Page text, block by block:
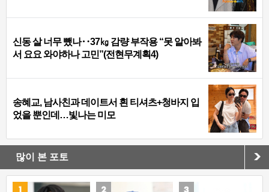
신동 살 너무 뺐나‥37㎏ 감량 부작용 “못 알아봐
서 요요 와야하나 고민”(전현무계획4)
송혜교, 남사친과 데이트서 흰 티셔츠+청바지 입
었을 뿐인데…빛나는 미모
많이 본 포토